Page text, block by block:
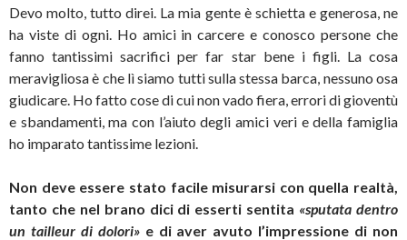
Devo molto, tutto direi. La mia gente è schietta e generosa, ne
ha viste di ogni. Ho amici in carcere e conosco persone che
fanno tantissimi sacrifici per far star bene i figli. La cosa
meravigliosa è che lì siamo tutti sulla stessa barca, nessuno osa
giudicare. Ho fatto cose di cui non vado fiera, errori di gioventù
e sbandamenti, ma con l’aiuto degli amici veri e della famiglia
ho imparato tantissime lezioni.
Non deve essere stato facile misurarsi con quella realtà,
tanto che nel brano dici di esserti sentita «sputata dentro
un tailleur di dolori»e di aver avuto l’impressione di non